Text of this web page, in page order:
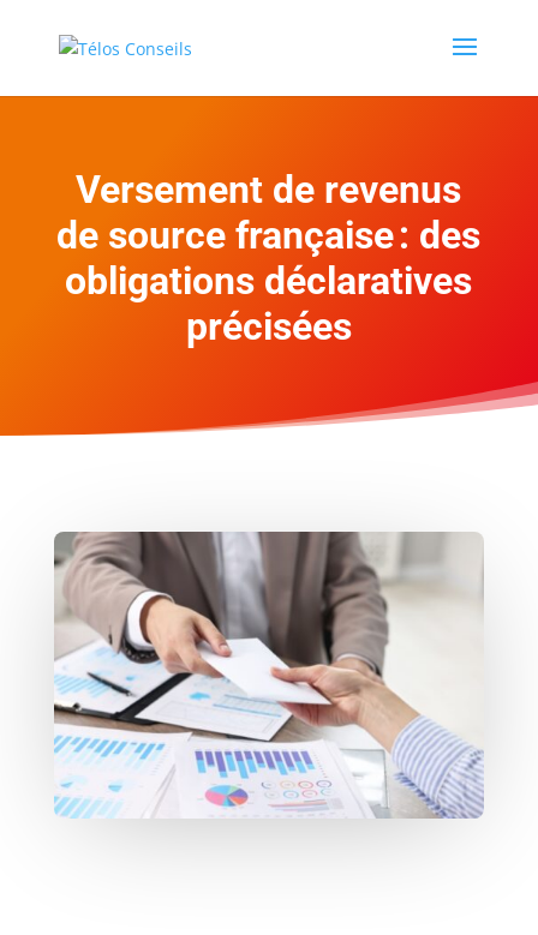
Versement de revenus
de source française : des
obligations déclaratives
précisées